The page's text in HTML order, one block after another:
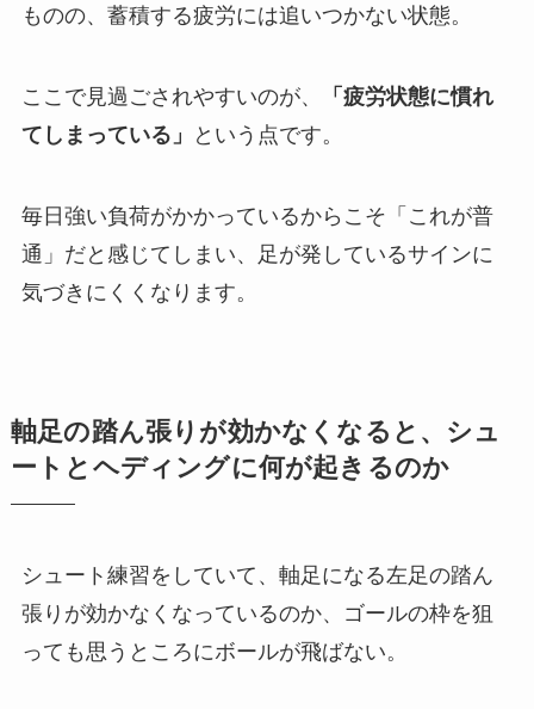
ものの、蓄積する疲労には追いつかない状態。
ここで見過ごされやすいのが、
「疲労状態に慣れ
てしまっている」
という点です。
毎日強い負荷がかかっているからこそ「これが普
通」だと感じてしまい、足が発しているサインに
気づきにくくなります。
軸足の踏ん張りが効かなくなると、シュ
ートとヘディングに何が起きるのか
シュート練習をしていて、軸足になる左足の踏ん
張りが効かなくなっているのか、ゴールの枠を狙
っても思うところにボールが飛ばない。